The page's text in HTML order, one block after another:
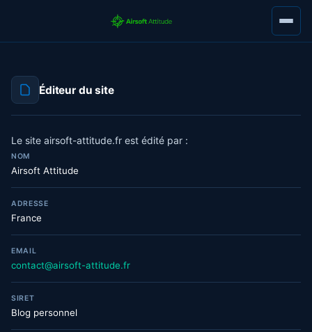
Éditeur du site
Le site airsoft-attitude.fr est édité par :
NOM
Airsoft Attitude
ADRESSE
France
EMAIL
contact@airsoft-attitude.fr
SIRET
Blog personnel